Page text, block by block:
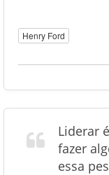
Henry Ford
Liderar
fazer
essa